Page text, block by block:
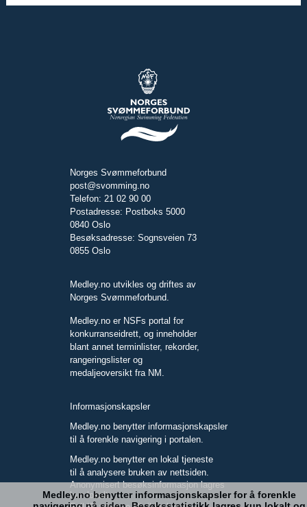
Norges Svømmeforbund
post@svomming.no
Telefon: 21 02 90 00
Postadresse: Postboks 5000
0840 Oslo
Besøksadresse: Sognsveien 73
0855 Oslo
Medley.no utvikles og driftes av
Norges Svømmeforbund.
Medley.no er NSFs portal for
konkurranseidrett, og inneholder
blant annet terminlister, rekorder,
rangeringslister og
medaljeoversikt fra NM.
Informasjonskapsler
Medley.no benytter informasjonskapsler
til å forenkle navigering i portalen.
Medley.no benytter en lokal tjeneste
til å analysere bruken av nettsiden.
Anonymisert besøksinformasjon lagres
kun lokalt.
Medley.no benytter informasjonskapsler for å forenkle